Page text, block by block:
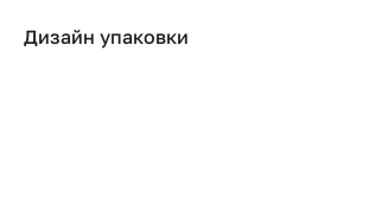
Дизайн упаковки